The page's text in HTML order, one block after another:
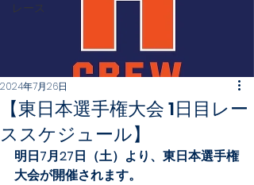
レース
【東日本選手権大会 1日目レー
ススケジュール】
2024年7月26日
明日7月27日（土）より、東日本選手権
大会が開催されます。